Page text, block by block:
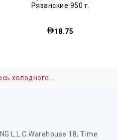
Рязанские 950 г.
холодного...
L.L.C.Warehouse 18, Time